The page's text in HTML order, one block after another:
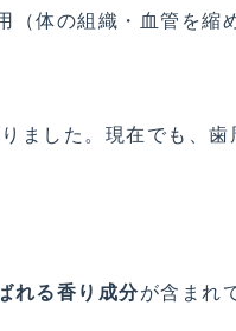
（体の組織・血管を縮
ました。現在でも、歯
れる香り成分が含まれ